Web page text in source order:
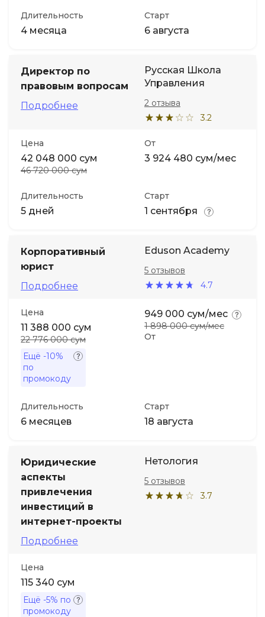
Длительность
4 месяца
Старт
6 августа
Директор по
правовым вопросам
Подробнее
Русская Школа
Управления
3.2
2 отзыва
Цена
42 048 000 сум
46 720 000 сум
От
3 924 480 сум/мес
Длительность
5 дней
Старт
1 сентября
Корпоративный
юрист
Подробнее
Eduson Academy
4.7
5 отзывов
Цена
11 388 000 сум
22 776 000 сум
Ещё -10%
по
промокоду
От
949 000 сум/мес
1 898 000 сум/мес
Длительность
6 месяцев
Старт
18 августа
Юридические
аспекты
привлечения
инвестиций в
интернет-проекты
Подробнее
Нетология
3.7
5 отзывов
Цена
115 340 сум
Ещё -5% по
промокоду